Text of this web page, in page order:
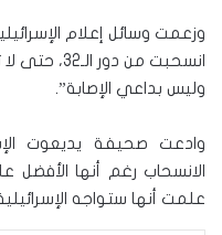
وزعمت وسائل إعلام
انسحبت من
وليس بداعي الإصابة”.
وادعت صحيفة يديعوت
الانسحاب رغم أنها
علمت أنها ستواجه